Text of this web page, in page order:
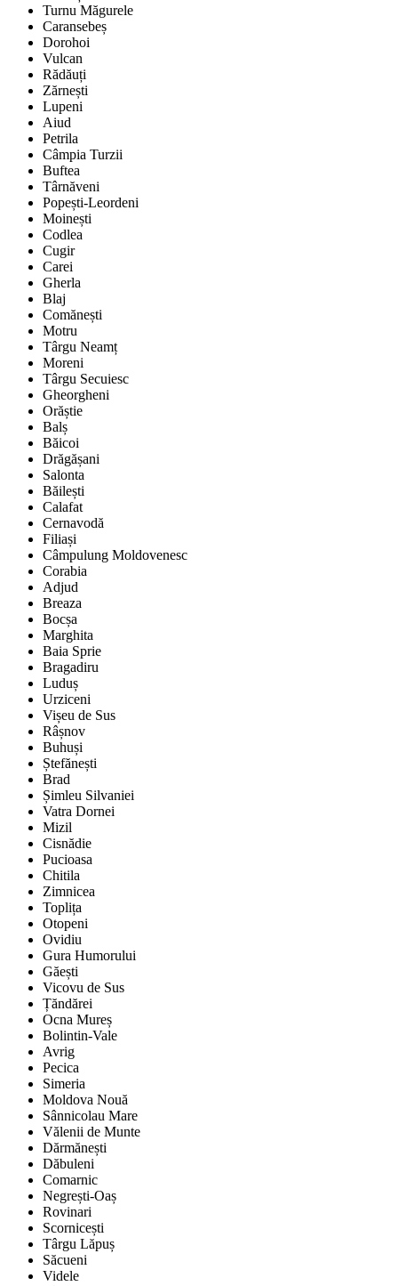
Turnu Măgurele
Caransebeș
Dorohoi
Vulcan
Rădăuți
Zărnești
Lupeni
Aiud
Petrila
Câmpia Turzii
Buftea
Târnăveni
Popești-Leordeni
Moinești
Codlea
Cugir
Carei
Gherla
Blaj
Comănești
Motru
Târgu Neamț
Moreni
Târgu Secuiesc
Gheorgheni
Orăștie
Balș
Băicoi
Drăgășani
Salonta
Băilești
Calafat
Cernavodă
Filiași
Câmpulung Moldovenesc
Corabia
Adjud
Breaza
Bocșa
Marghita
Baia Sprie
Bragadiru
Luduș
Urziceni
Vișeu de Sus
Râșnov
Buhuși
Ștefănești
Brad
Șimleu Silvaniei
Vatra Dornei
Mizil
Cisnădie
Pucioasa
Chitila
Zimnicea
Toplița
Otopeni
Ovidiu
Gura Humorului
Găești
Vicovu de Sus
Țăndărei
Ocna Mureș
Bolintin-Vale
Avrig
Pecica
Simeria
Moldova Nouă
Sânnicolau Mare
Vălenii de Munte
Dărmănești
Dăbuleni
Comarnic
Negrești-Oaș
Rovinari
Scornicești
Târgu Lăpuș
Săcueni
Videle